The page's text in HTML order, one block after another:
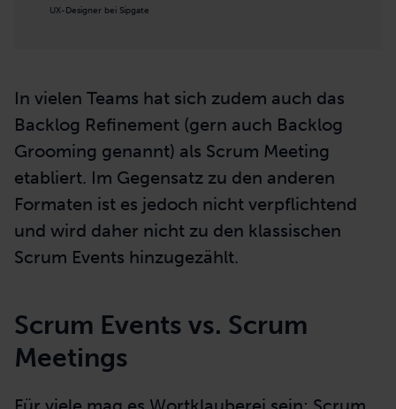
UX-Designer bei Sipgate
In vielen Teams hat sich zudem auch das
Backlog Refinement (gern auch Backlog
Grooming genannt) als Scrum Meeting
etabliert. Im Gegensatz zu den anderen
Formaten ist es jedoch nicht verpflichtend
und wird daher nicht zu den klassischen
Scrum Events hinzugezählt.
Scrum Events vs. Scrum
Meetings